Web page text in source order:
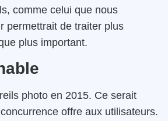
comme celui que nous
permettrait de traiter plus
plus important.
photo en 2015. Ce serait
offre aux utilisateurs.